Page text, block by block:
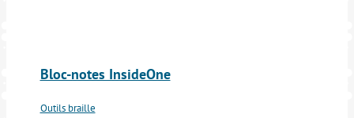
Bloc-notes InsideOne
Outils braille